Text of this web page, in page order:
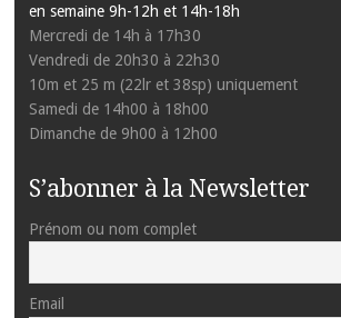
en semaine 9h-12h et 14h-18h
Mercredi de 14h à 17h30
Vendredi de 20h30 à 22h30
10m et 25 m (22lr et 38sp) uniquement
Samedi de 14h00 à 18h00
Dimanche de 9h00 à 12h00
S’abonner à la Newsletter
Prénom ou nom complet
Email